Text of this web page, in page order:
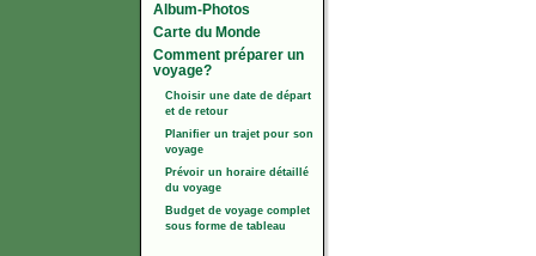
Album-Photos
Carte du Monde
Comment préparer un
voyage?
Choisir une date de départ
et de retour
Planifier un trajet pour son
voyage
Prévoir un horaire détaillé
du voyage
Budget de voyage complet
sous forme de tableau